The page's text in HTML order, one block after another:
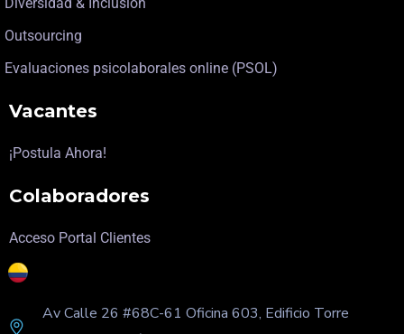
Outsourcing
Evaluaciones psicolaborales online (PSOL)
Vacantes
¡Postula Ahora!
Colaboradores
Acceso Portal Clientes
Av Calle 26 #68C-61 Oficina 603, Edificio Torre